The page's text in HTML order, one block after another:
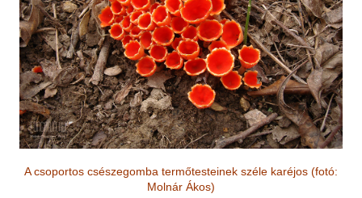
A csoportos csészegomba termőtesteinek széle karéjos (fotó:
Molnár Ákos)